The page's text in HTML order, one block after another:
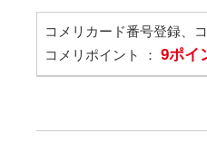
コメリカード番号登録、
コメリポイント ： 9ポイ